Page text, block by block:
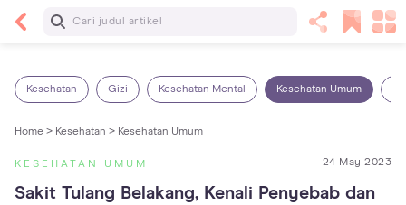
Baca Selanjutnya
Kesehatan Gizi Kesehatan Mental Kesehatan Umum
Home > Kesehatan > Kesehatan Umum
KESEHATAN UMUM 24 May 2023
Sakit Tulang Belakang, Kenali Penyebab dan